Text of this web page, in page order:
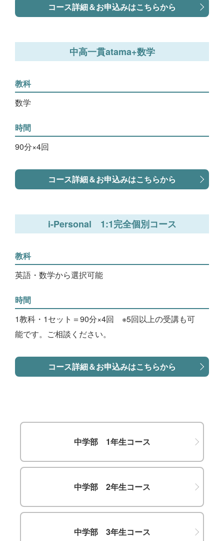
コース詳細＆お申込みはこちらから
中高一貫atama+数学
教科
数学
時間
90分×4回
コース詳細＆お申込みはこちらから
i-Personal 1:1完全個別コース
教科
英語・数学から選択可能
時間
1教科・1セット＝90分×4回 ※5回以上の受講も可
能です。ご相談ください。
コース詳細＆お申込みはこちらから
中学部 1年生コース
中学部 2年生コース
中学部 3年生コース